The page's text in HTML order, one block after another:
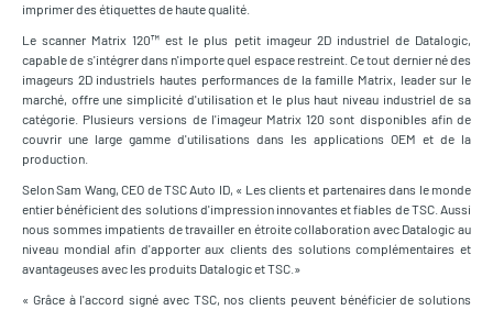
imprimer des étiquettes de haute qualité.
Le scanner Matrix 120™ est le plus petit imageur 2D industriel de Datalogic,
capable de s'intégrer dans n'importe quel espace restreint. Ce tout dernier né des
imageurs 2D industriels hautes performances de la famille Matrix, leader sur le
marché, offre une simplicité d'utilisation et le plus haut niveau industriel de sa
catégorie. Plusieurs versions de l'imageur Matrix 120 sont disponibles afin de
couvrir une large gamme d'utilisations dans les applications OEM et de la
production.
Selon Sam Wang, CEO de TSC Auto ID, « Les clients et partenaires dans le monde
entier bénéficient des solutions d'impression innovantes et fiables de TSC. Aussi
nous sommes impatients de travailler en étroite collaboration avec Datalogic au
niveau mondial afin d'apporter aux clients des solutions complémentaires et
avantageuses avec les produits Datalogic et TSC.»
« Grâce à l'accord signé avec TSC, nos clients peuvent bénéficier de solutions